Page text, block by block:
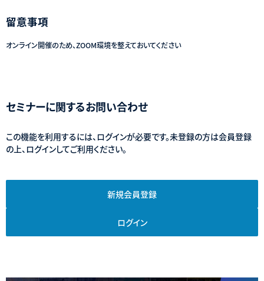
留意事項
オンライン開催のため、ZOOM環境を整えておいてください
セミナーに関するお問い合わせ
この機能を利用するには、ログインが必要です。未登録の方は会員登録
の上、ログインしてご利用ください。
新規会員登録
ログイン